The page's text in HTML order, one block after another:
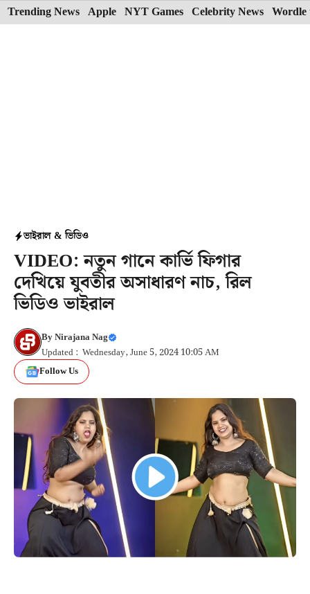
Skip
to
Trending News Apple NYT Games Celebrity News Wordle
ভাইরাল & ভিডিও
VIDEO: নতুন গানে কার্ভি ফিগার
দেখিয়ে যুবতীর অসাধারণ নাচ, রিল
ভিডিও ভাইরাল
ByNirajana Nag
Updated : Wednesday, June 5, 2024 10:05 AM
Follow Us